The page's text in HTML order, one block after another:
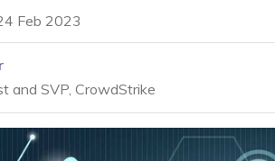
Feb 2023
and SVP, CrowdStrike